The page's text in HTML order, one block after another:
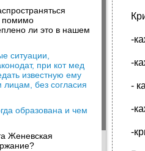
помимо
ли это в нашем
ситуации,
при кот мед
известную ему
без согласия
образована и чем
Женевская
-
-
-
-
-